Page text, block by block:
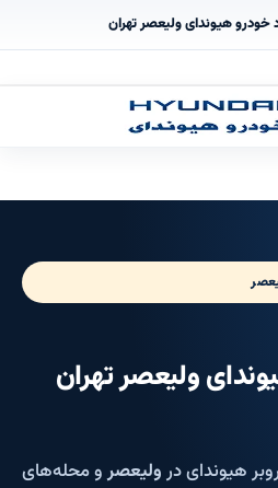
خودرو هیوندای ولیعصر تهران
ولیعصر تهران
هیوندای درولیعصرو محله‌های